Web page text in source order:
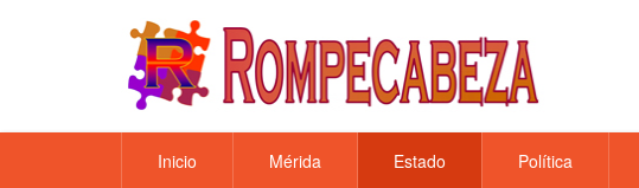
Inicio Mérida Estado Política